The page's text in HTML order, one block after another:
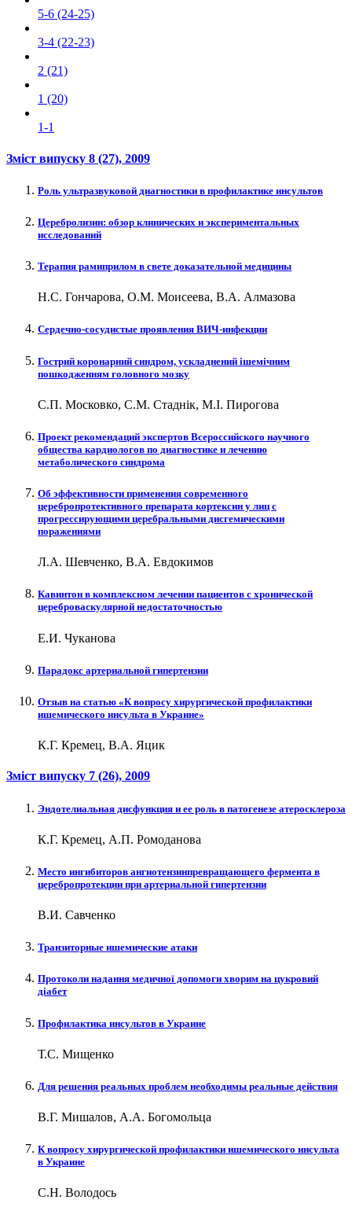
5-6 (24-25)
3-4 (22-23)
2 (21)
1 (20)
1-1
Зміст випуску 8 (27), 2009
Роль ультразвуковой диагностики в профилактике инсультов
Церебролизин: обзор клинических и экспериментальных
исследований
Терапия рамиприлом в свете доказательной медицины
Н.С. Гончарова, О.М. Моисеева, В.А. Алмазова
Сердечно-сосудистые проявления ВИЧ-инфекции
Гострий коронарний синдром, ускладнений ішемічним
пошкодженням головного мозку
С.П. Московко, С.М. Стаднік, М.І. Пирогова
Проект рекомендаций экспертов Всероссийского научного
общества кардиологов по диагностике и лечению
метаболического синдрома
Об эффективности применения современного
церебропротективного препарата кортексин у лиц с
прогрессирующими церебральными дисгемическими
поражениями
Л.А. Шевченко, В.А. Евдокимов
Кавинтон в комплексном лечении пациентов с хронической
цереброваскулярной недостаточностью
Е.И. Чуканова
Парадокс артериальной гипертензии
Отзыв на статью «К вопросу хирургической профилактики
ишемического инсульта в Украине»
К.Г. Кремец, В.А. Яцик
Зміст випуску 7 (26), 2009
Эндотелиальная дисфункция и ее роль в патогенезе атеросклероза
К.Г. Кремец, А.П. Ромоданова
Место ингибиторов ангиотензинпревращающего фермента в
церебропротекции при артериальной гипертензии
В.И. Савченко
Транзиторные ишемические атаки
Протоколи надання медичної допомоги хворим на цукровий
діабет
Профилактика инсультов в Украине
Т.С. Мищенко
Для решения реальных проблем необходимы реальные действия
В.Г. Мишалов, А.А. Богомольца
К вопросу хирургической профилактики ишемического инсульта
в Украине
С.Н. Володось